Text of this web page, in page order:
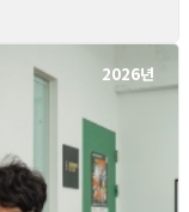
2026년